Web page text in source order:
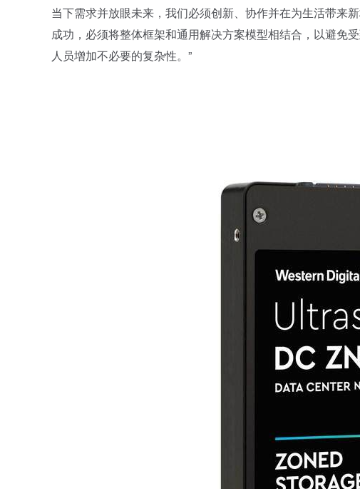
当下需求并放眼未来，我们必须创新、协作并在为生活带来
成功，必须将整体框架和通用解决方案模型相结合，以避免
人员增加不必要的复杂性。”